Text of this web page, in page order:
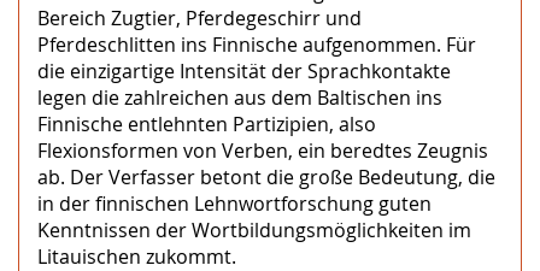
Bereich Zugtier, Pferdegeschirr und
Pferdeschlitten ins Finnische aufgenommen. Für
die einzigartige Intensität der Sprachkontakte
legen die zahlreichen aus dem Baltischen ins
Finnische entlehnten Partizipien, also
Flexionsformen von Verben, ein beredtes Zeugnis
ab. Der Verfasser betont die große Bedeutung, die
in der finnischen Lehnwortforschung guten
Kenntnissen der Wortbildungsmöglichkeiten im
Litauischen zukommt.